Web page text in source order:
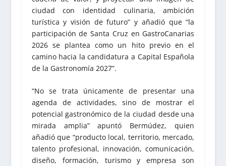
ciudad con identidad culinaria, ambición
turística y visión de futuro” y añadió que “la
participación de Santa Cruz en GastroCanarias
2026 se plantea como un hito previo en el
camino hacia la candidatura a Capital Española
de la Gastronomía 2027”.
“No se trata únicamente de presentar una
agenda de actividades, sino de mostrar el
potencial gastronómico de la ciudad desde una
mirada amplia” apuntó Bermúdez, quien
añadió que “producto local, territorio, mercado,
talento profesional, innovación, comunicación,
diseño, formación, turismo y empresa son